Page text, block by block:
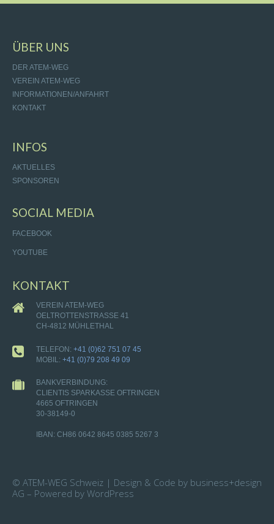
ÜBER UNS
DER ATEM-WEG
VEREIN ATEM-WEG
INFORMATIONEN/ANFAHRT
KONTAKT
INFOS
AKTUELLES
SPONSOREN
SOCIAL MEDIA
FACEBOOK
YOUTUBE
KONTAKT
VEREIN ATEM-WEG
OELTROTTENSTRASSE 41
CH-4812 MÜHLETHAL
TELEFON: +41 (0)62 751 07 45
MOBIL: +41 (0)79 208 49 09
BANKVERBINDUNG:
CLIENTIS SPARKASSE OFTRINGEN
4665 OFTRINGEN
30-38149-0
IBAN: CH86 0642 8645 0385 5267 3
© ATEM-WEG Schweiz | Design & Code by business+design
AG – Powered by WordPress